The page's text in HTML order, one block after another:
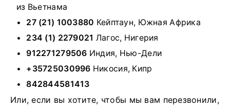
из Вьетнама
27 (21) 1003880 Кейптаун, Южная Африка
234 (1) 2279021 Лагос, Нигерия
912271279506 Индия, Нью-Дели
+35725030996 Никосия, Кипр
842844581413
Или, если вы хотите, чтобы мы вам перезвонили,